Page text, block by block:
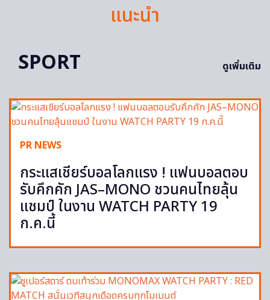
แนะนำ
SPORT
ดูเพิ่มเติม
PR NEWS
กระแสเชียร์บอลโลกแรง ! แฟนบอลตอบ
รับคึกคัก JAS–MONO ชวนคนไทยลุ้น
แชมป์ ในงาน WATCH PARTY 19
ก.ค.นี้